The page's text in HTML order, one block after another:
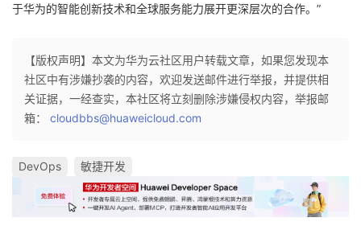
于华为的智能创新技术和全球服务能力展开更深层次的合作。 ”
【版权声明】本文为华为云社区用户转载文章，如果您发现本
社区中有涉嫌抄袭的内容，欢迎发送邮件进行举报，并提供相
关证据，一经查实，本社区将立刻删除涉嫌侵权内容，举报邮
箱： cloudbbs@huaweicloud.com
DevOps 敏捷开发